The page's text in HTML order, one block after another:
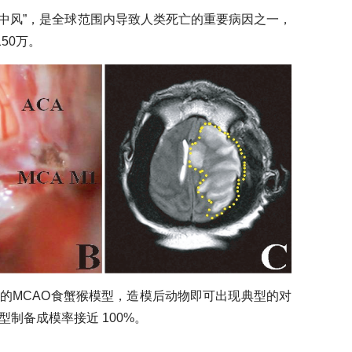
风”，是全球范围内导致人类死亡的重要病因之一，
万。
MCAO食蟹猴模型，造模后动物即可出现典型的对
制备成模率接近 100%。